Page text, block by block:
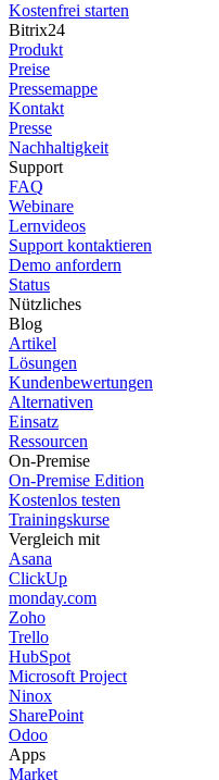
Kostenfrei starten
Bitrix24
Produkt
Preise
Pressemappe
Kontakt
Presse
Nachhaltigkeit
Support
FAQ
Webinare
Lernvideos
Support kontaktieren
Demo anfordern
Status
Nützliches
Blog
Artikel
Lösungen
Kundenbewertungen
Alternativen
Einsatz
Ressourcen
On-Premise
On-Premise Edition
Kostenlos testen
Trainingskurse
Vergleich mit
Asana
ClickUp
monday.com
Zoho
Trello
HubSpot
Microsoft Project
Ninox
SharePoint
Odoo
Apps
Market